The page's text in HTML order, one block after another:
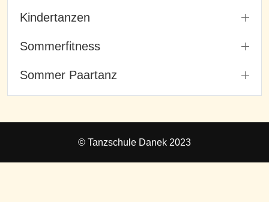
Kindertanzen
Sommerfitness
Sommer Paartanz
© Tanzschule Danek 2023